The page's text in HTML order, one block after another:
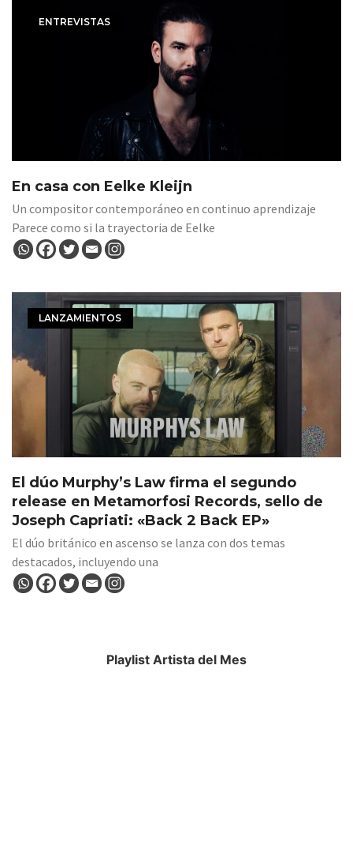
ENTREVISTAS
En casa con Eelke Kleijn
Un compositor contemporáneo en continuo aprendizaje
Parece como si la trayectoria de Eelke
LANZAMIENTOS
El dúo Murphy’s Law firma el segundo
release en Metamorfosi Records, sello de
Joseph Capriati: «Back 2 Back EP»
El dúo británico en ascenso se lanza con dos temas
destacados, incluyendo una
Playlist Artista del Mes